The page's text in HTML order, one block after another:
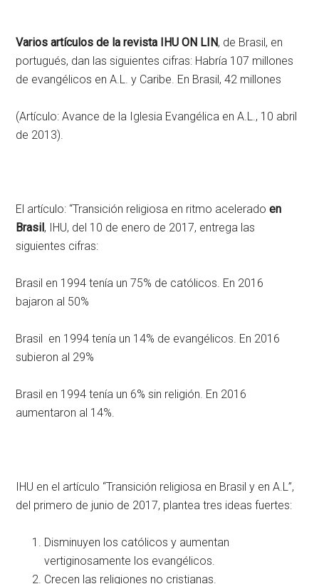
Varios artículos de la revista IHU ON LIN, de Brasil, en
portugués, dan las siguientes cifras: Habría 107 millones
de evangélicos en A.L. y Caribe. En Brasil, 42 millones
(Artículo: Avance de la Iglesia Evangélica en A.L., 10 abril
de 2013).
El artículo: “Transición religiosa en ritmo aceleradoen
Brasil, IHU, del 10 de enero de 2017, entrega las
siguientes cifras:
Brasil en 1994 tenía un 75% de católicos. En 2016
bajaron al 50%
Brasil en 1994 tenía un 14% de evangélicos. En 2016
subieron al 29%
Brasil en 1994 tenía un 6% sin religión. En 2016
aumentaron al 14%.
IHU en el artículo “Transición religiosa en Brasil y en A.L”,
del primero de junio de 2017, plantea tres ideas fuertes:
Disminuyen los católicos y aumentan
vertiginosamente los evangélicos.
Crecen las religiones no cristianas.